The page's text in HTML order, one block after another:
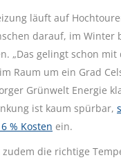
läuft auf
darauf, im Winter
„Das gelingt schon mit
Raum um ein Grad
Grünwelt Energie
ist kaum spürbar,
% Kosten ein.
die richtige